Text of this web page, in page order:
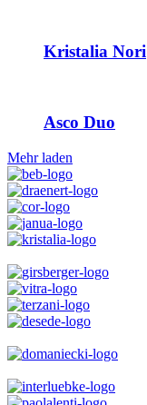
Kristalia Nori
Asco Duo
Mehr laden